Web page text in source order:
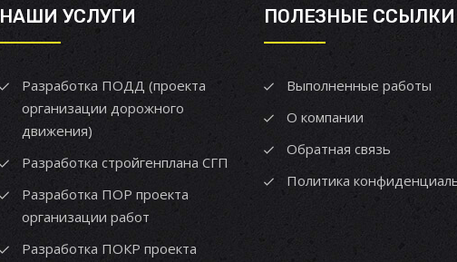
НАШИ УСЛУГИ
Разработка ПОДД (проекта
организации дорожного
движения)
Разработка стройгенплана СГП
Разработка ПОР проекта
организации работ
Разработка ПОКР проекта
ПОЛЕЗНЫЕ ССЫЛКИ
Выполненные работы
О компании
Обратная связь
Политика